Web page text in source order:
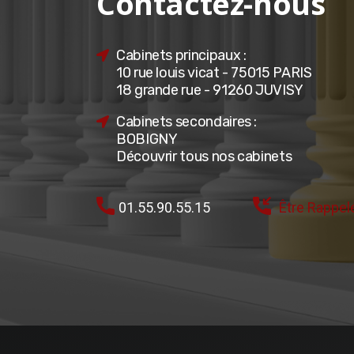
Cabinets principaux :
10 rue louis vicat - 75015 PARIS
18 grande rue - 91260 JUVISY
Cabinets secondaires :
BOBIGNY
Découvrir tous nos cabinets
01.55.90.55.15 Être